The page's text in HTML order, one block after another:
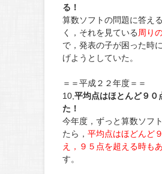
る！
算数ソフトの問題に答え
く，それを見ている 周り
で，発表の子が困った時
げようとしていた。
＝＝平成２２年度＝＝
10, 平均点はほとんど９０
た！
今年度，ずっと算数ソフ
たら， 平均点はほどんど
え，９５点を超える時も
す。